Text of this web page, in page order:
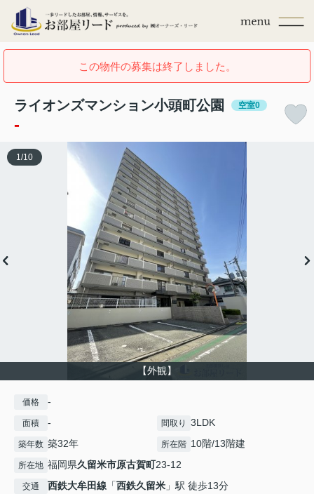
この物件の募集は終了しました。
ライオンズマンション小頭町公園 空室0
-
【外観】
1 /10
価格 -
面積 - 間取り 3LDK
築年数 築32年 所在階 10階/13階建
所在地 福岡県久留米市原古賀町23-12
交通 西鉄大牟田線 「西鉄久留米 」駅 徒歩13分